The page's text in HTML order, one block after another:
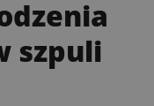
szpuli